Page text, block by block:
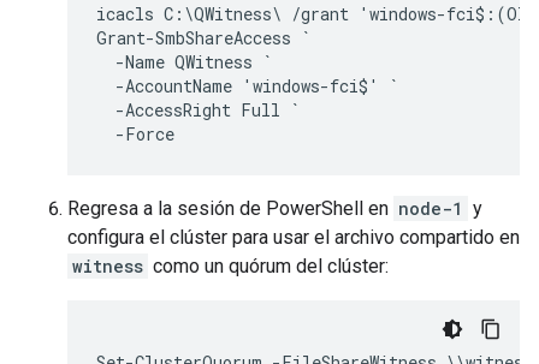
icacls C:\QWitness\ /grant 'windows-
Grant-SmbShareAccess `
  -Name QWitness `
  -AccountName 'windows-fci$' `
  -AccessRight Full `
Regresa a la sesión de PowerShell en node-1 y
configura el clúster para usar el archivo compartido en
witness como un quórum del clúster: